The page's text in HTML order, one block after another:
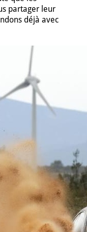
partager leur
déjà avec